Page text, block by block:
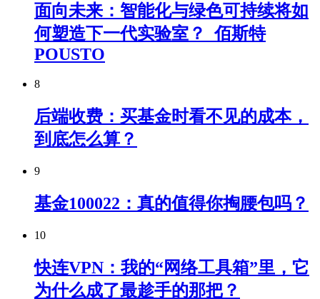
面向未来：智能化与绿色可持续将如
何塑造下一代实验室？_佰斯特
POUSTO
8
后端收费：买基金时看不见的成本，
到底怎么算？
9
基金100022：真的值得你掏腰包吗？
10
快连VPN：我的“网络工具箱”里，它
为什么成了最趁手的那把？